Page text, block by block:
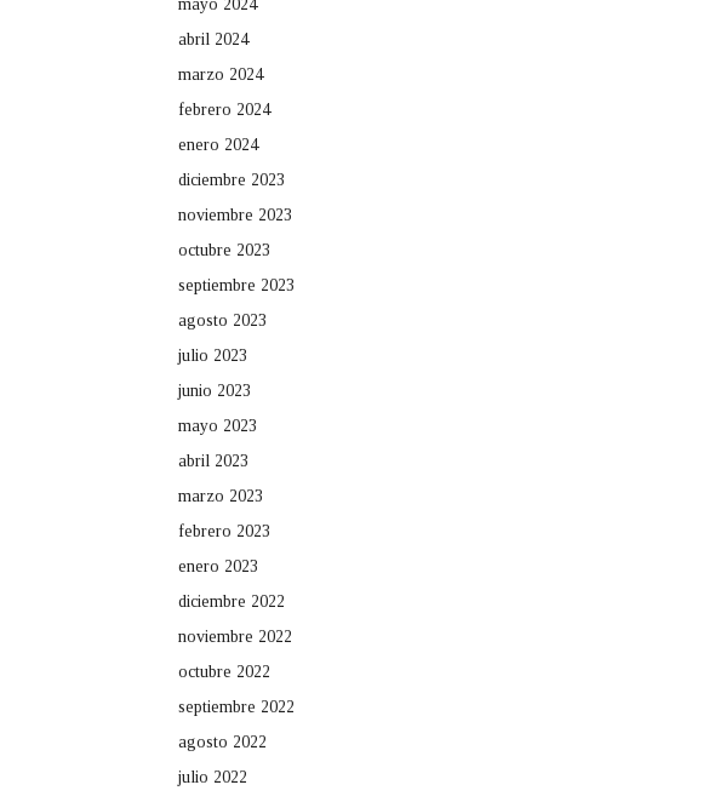
mayo 2024
abril 2024
marzo 2024
febrero 2024
enero 2024
diciembre 2023
noviembre 2023
octubre 2023
septiembre 2023
agosto 2023
julio 2023
junio 2023
mayo 2023
abril 2023
marzo 2023
febrero 2023
enero 2023
diciembre 2022
noviembre 2022
octubre 2022
septiembre 2022
agosto 2022
julio 2022